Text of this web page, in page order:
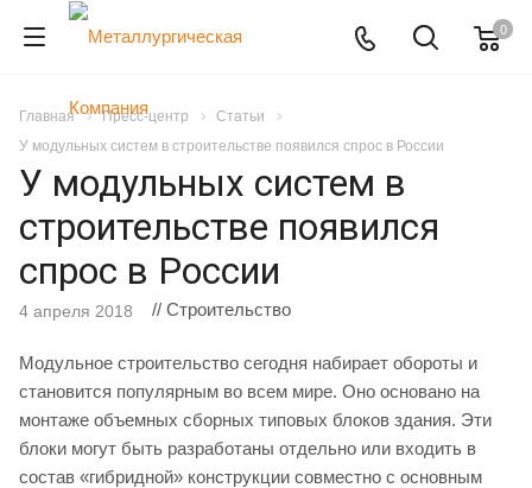
0
Главная Пресс-центр
Статьи
У модульных систем в строительстве появился спрос в России
У модульных систем в
строительстве появился
спрос в России
4 апреля 2018 // Строительство
Модульное строительство сегодня набирает обороты и
становится популярным во всем мире. Оно основано на
монтаже объемных сборных типовых блоков здания. Эти
блоки могут быть разработаны отдельно или входить в
состав «гибридной» конструкции совместно с основным